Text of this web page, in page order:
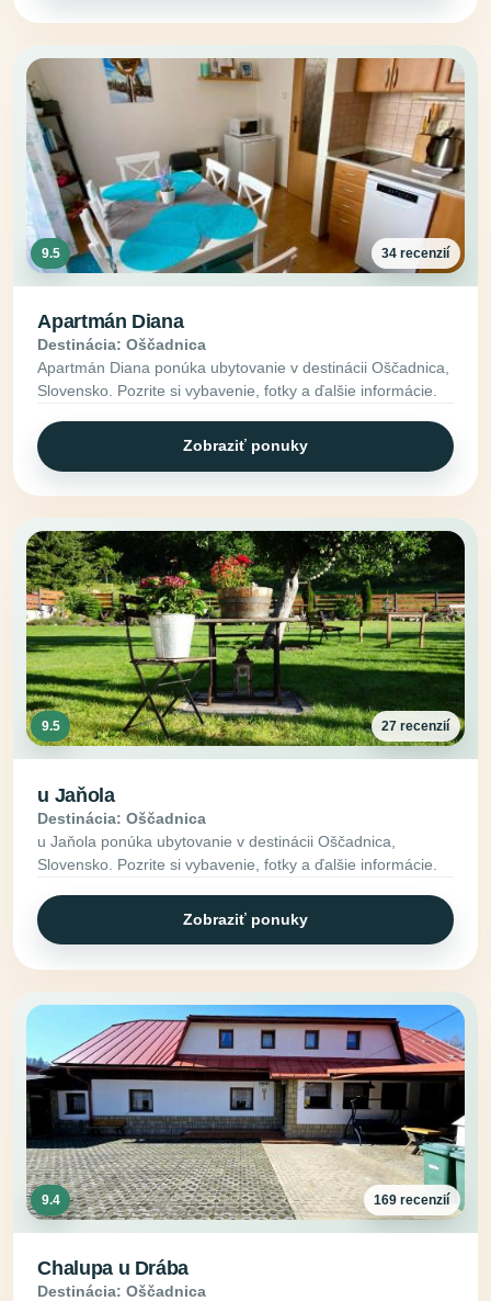
9.5 34 recenzií
Apartmán Diana
Destinácia: Oščadnica
Apartmán Diana ponúka ubytovanie v destinácii Oščadnica,
Slovensko. Pozrite si vybavenie, fotky a ďalšie informácie.
Zobraziť ponuky
9.5 27 recenzií
u Jaňola
Destinácia: Oščadnica
u Jaňola ponúka ubytovanie v destinácii Oščadnica,
Slovensko. Pozrite si vybavenie, fotky a ďalšie informácie.
Zobraziť ponuky
9.4 169 recenzií
Chalupa u Drába
Destinácia: Oščadnica